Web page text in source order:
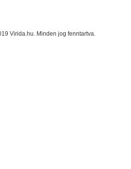
Virida.hu. Minden jog fenntartva.